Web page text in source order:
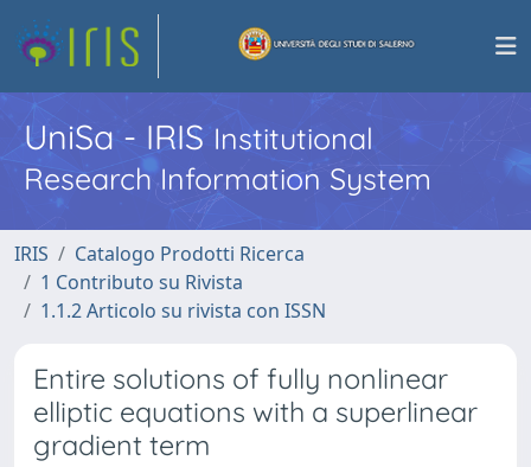
UniSa - IRISInstitutional
Research Information System
IRIS
Catalogo Prodotti Ricerca
1 Contributo su Rivista
1.1.2 Articolo su rivista con ISSN
Entire solutions of fully nonlinear
elliptic equations with a superlinear
gradient term